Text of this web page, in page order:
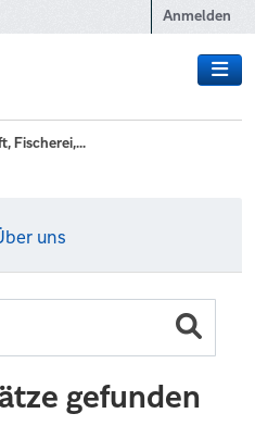
Anmelden
Fischerei,...
uns
gefunden